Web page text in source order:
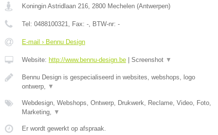
Koningin Astridlaan 216 2800 Mechelen (Antwerpen)
Tel: 0488100321 , Fax: - , BTW-nr: -
E-mail › Bennu Design
Website: http://www.bennu-design.be Screenshot ▼
Bennu Design is gespecialiseerd in websites, webshops, logo
ontwerp,
▼
Webdesign, Webshops, Ontwerp, Drukwerk, Reclame, Video, Foto,
Marketing,
▼
Er wordt gewerkt op afspraak.